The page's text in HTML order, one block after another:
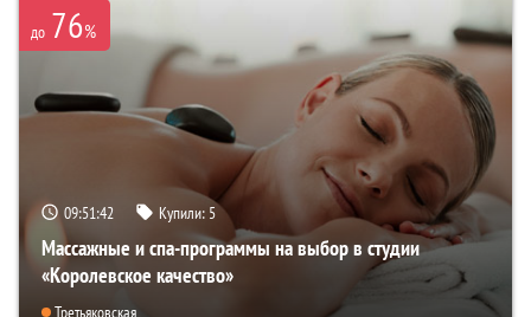
до 76%
09:51:41 Купили: 5
Массажные и спа-программы на выбор в студии
«Королевское качество»
Третьяковская